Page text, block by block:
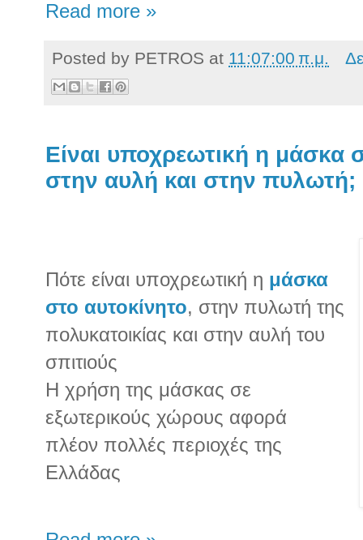
Read more »
Posted by PETROS at 11:07:00 π.μ.
Είναι υποχρεωτική η μάσκα
στην αυλή και στην πυλωτή;
Πότε είναι υποχρεωτική η μάσκα
στο αυτοκίνητο, στην πυλωτή της
πολυκατοικίας και στην αυλή του
σπιτιούς
Η χρήση της μάσκας σε
εξωτερικούς χώρους αφορά
πλέον πολλές περιοχές της
Ελλάδας